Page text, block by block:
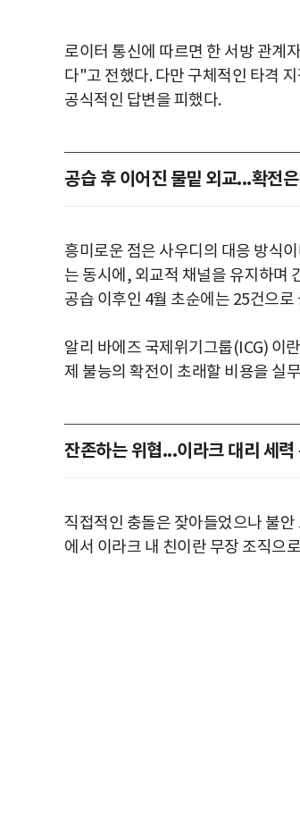
로이터 통신에 따르면 한 서방 관계
다"고 전했다. 다만 구체적인 타격
공식적인 답변을 피했다.
공습 후 이어진 물밑 외교...확전은
흥미로운 점은 사우디의 대응 방식
는 동시에, 외교적 채널을 유지하며
공습 이후인 4월 초순에는 25건으
알리 바에즈 국제위기그룹(ICG) 이
제 불능의 확전이 초래할 비용을 실
잔존하는 위협...이라크 대리 세력
직접적인 충돌은 잦아들었으나 불
에서 이라크 내 친이란 무장 조직으